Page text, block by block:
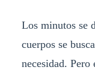
Los minutos se
cuerpos se
necesidad. Pero